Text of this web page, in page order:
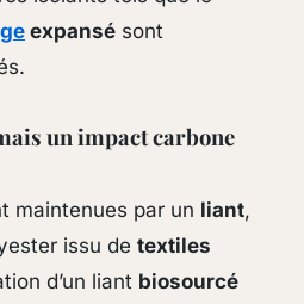
expansé sont
un impact carbone
maintenues par un liant,
issu de textiles
d’un liant biosourcé